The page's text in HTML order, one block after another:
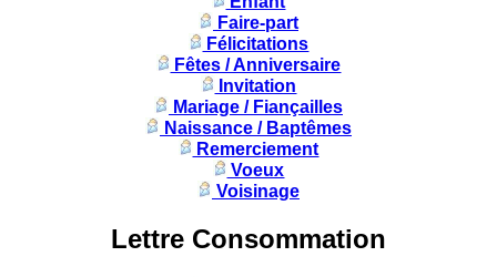
Faire-part
Félicitations
Fêtes / Anniversaire
Invitation
Mariage / Fiançailles
Naissance / Baptêmes
Remerciement
Voeux
Voisinage
Lettre Consommation